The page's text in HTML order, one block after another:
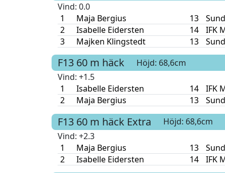
Vind: 0.0
1
Maja Bergius 13
2
Isabelle Eidersten 14 IFK
3
Majken Klingstedt 13
F13 60 m häck Höjd: 68,6cm
Vind: +1.5
1
Isabelle Eidersten 14 IFK
2
Maja Bergius 13
F13 60 m häck Extra Höjd: 68,6cm
Vind: +2.3
1
Maja Bergius 13
2
Isabelle Eidersten 14 IFK